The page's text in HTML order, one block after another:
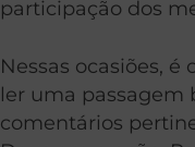
participação dos
Nessas ocasiões,
ler uma passagem
comentários